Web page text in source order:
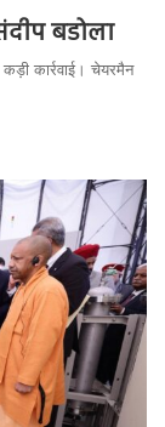
बडोला
कार्रवाई। चेयरमैन